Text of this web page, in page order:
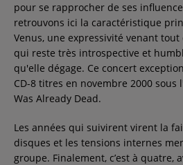
pour se rapprocher de ses
retrouvons ici la caractéristique
Venus, une expressivité venant
qui reste très introspective et
qu'elle dégage. Ce concert
CD-8 titres en novembre 2000
Was Already Dead.
Les années qui suivirent virent la
disques et les tensions internes
groupe. Finalement, c’est à quatre,